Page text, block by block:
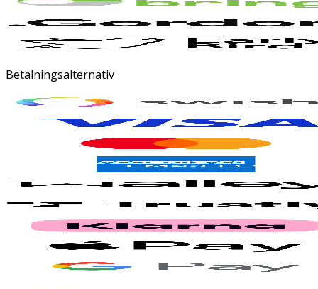
Betalningsalternativ